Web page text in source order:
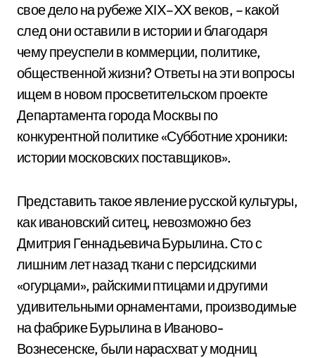
свое дело на рубеже XIX–XX веков, – какой
след они оставили в истории и благодаря
чему преуспели в коммерции, политике,
общественной жизни? Ответы на эти вопросы
ищем в новом просветительском проекте
Департамента города Москвы по
конкурентной политике «Субботние хроники:
истории московских поставщиков».
Представить такое явление русской культуры,
как ивановский ситец, невозможно без
Дмитрия Геннадьевича Бурылина. Сто с
лишним лет назад ткани с персидскими
«огурцами», райскими птицами и другими
удивительными орнаментами, производимые
на фабрике Бурылина в Иваново-
Вознесенске, были нарасхват у модниц